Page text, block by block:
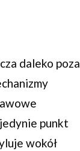
daleko poza
punkt
wokół